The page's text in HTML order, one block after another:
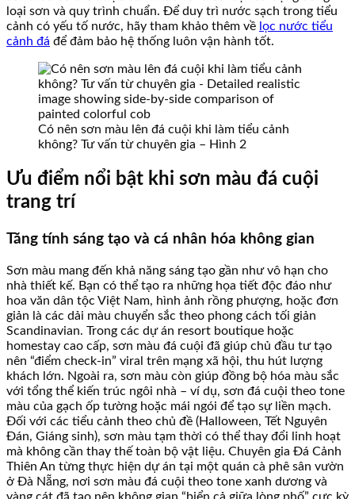
loại sơn và quy trình chuẩn. Để duy trì nước sạch trong tiểu
cảnh có yếu tố nước, hãy tham khảo thêm về lọc nước tiểu
cảnh đá để đảm bảo hệ thống luôn vận hành tốt.
Có nên sơn màu lên đá cuội khi làm tiểu cảnh
không? Tư vấn từ chuyên gia – Hình 2
Ưu điểm nổi bật khi sơn màu đá cuội
trang trí
Tăng tính sáng tạo và cá nhân hóa không gian
Sơn màu mang đến khả năng sáng tạo gần như vô hạn cho
nhà thiết kế. Bạn có thể tạo ra những họa tiết độc đáo như
hoa văn dân tộc Việt Nam, hình ảnh rồng phượng, hoặc đơn
giản là các dải màu chuyển sắc theo phong cách tối giản
Scandinavian. Trong các dự án resort boutique hoặc
homestay cao cấp, sơn màu đá cuội đã giúp chủ đầu tư tạo
nên “điểm check-in” viral trên mạng xã hội, thu hút lượng
khách lớn. Ngoài ra, sơn màu còn giúp đồng bộ hóa màu sắc
với tổng thể kiến trúc ngôi nhà – ví dụ, sơn đá cuội theo tone
màu của gạch ốp tường hoặc mái ngói để tạo sự liền mạch.
Đối với các tiểu cảnh theo chủ đề (Halloween, Tết Nguyên
Đán, Giáng sinh), sơn màu tạm thời có thể thay đổi linh hoạt
mà không cần thay thế toàn bộ vật liệu. Chuyên gia Đá Cảnh
Thiên An từng thực hiện dự án tại một quán cà phê sân vườn
ở Đà Nẵng, nơi sơn màu đá cuội theo tone xanh dương và